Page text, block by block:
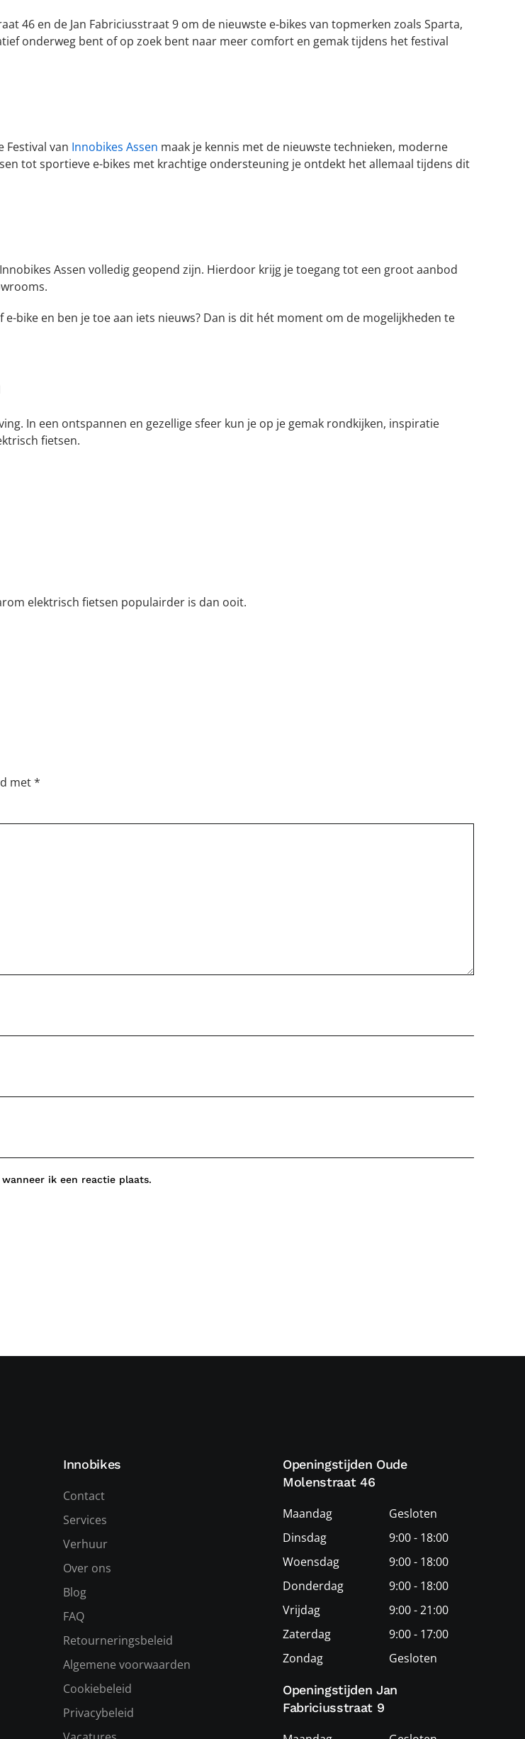
46 en de Jan Fabriciusstraat 9 om de nieuwste e-bikes van topmerken zoals Sparta,
onderweg bent of op zoek bent naar meer comfort en gemak tijdens het festival
Festival van Innobikes Assen maak je kennis met de nieuwste technieken, moderne
tot sportieve e-bikes met krachtige ondersteuning je ontdekt het allemaal tijdens dit
Assen volledig geopend zijn. Hierdoor krijg je toegang tot een groot aanbod
bike en ben je toe aan iets nieuws? Dan is dit hét moment om de mogelijkheden te
In een ontspannen en gezellige sfeer kun je op je gemak rondkijken, inspiratie
fietsen.
elektrisch fietsen populairder is dan ooit.
met*
ik een reactie plaats.
Innobikes
Contact
Services
Verhuur
Over ons
Blog
FAQ
Retourneringsbeleid
Algemene voorwaarden
Cookiebeleid
Privacybeleid
Openingstijden Oude
Molenstraat 46
Maandag
Gesloten
Dinsdag
9:00 - 18:00
Woensdag
9:00 - 18:00
Donderdag
9:00 - 18:00
Vrijdag
9:00 - 21:00
Zaterdag
9:00 - 17:00
Zondag
Gesloten
Openingstijden Jan
Fabriciusstraat 9